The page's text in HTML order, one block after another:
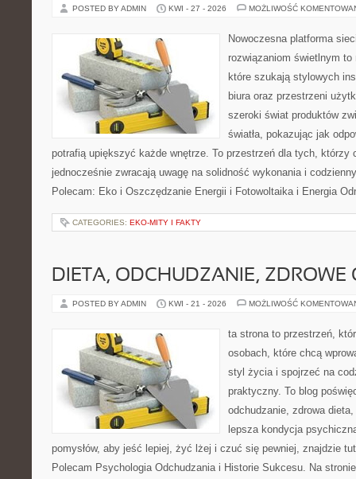
POSTED BY ADMIN KWI - 27 - 2026 MOŻLIWOŚĆ
Nowoczesna platforma
rozwiązaniom świetlnym
które szukają stylowych
biura oraz przestrzeni
szeroki świat produktów
światła, pokazując jak
potrafią upiększyć każde wnętrze. To przestrzeń dla tych, którzy
jednocześnie zwracają uwagę na solidność wykonania i
Polecam: Eko i Oszczędzanie Energii i Fotowoltaika i Energia
CATEGORIES: EKO-MITY I FAKTY
DIETA, ODCHUDZANIE, ZDROWE
POSTED BY ADMIN KWI - 21 - 2026 MOŻLIWOŚĆ
ta strona to przestrzeń,
osobach, które chcą
styl życia i spojrzeć na
praktyczny. To blog
odchudzanie, zdrowa
lepsza kondycja
pomysłów, aby jeść lepiej, żyć lżej i czuć się pewniej, znajdzie
Polecam Psychologia Odchudzania i Historie Sukcesu. Na